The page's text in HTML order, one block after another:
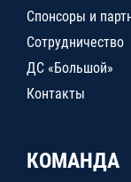
Спонсоры и
Сотрудничество
ДС «Большой»
Контакты
КОМАНДА